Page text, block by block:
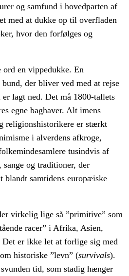
og samfund i hovedparten af
med at dukke op til overfladen
hvor den forfølges og
ord en vippedukke. En
der bliver ved med at rejse
lagt ned. Det må 1800-tallets
egne baghaver. Alt imens
religionshistorikere er stærkt
i alverdens afkroge,
tusindvis af
og traditioner, der
blandt samtidens europæiske
virkelig lige så ”primitive” som
racer” i Afrika, Asien,
er ikke let at forlige sig med
historiske ”levn” (survivals).
tid, som stadig hænger